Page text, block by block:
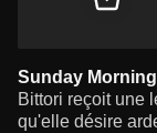
Sunday Morning
Bittori reçoit une
qu'elle désire